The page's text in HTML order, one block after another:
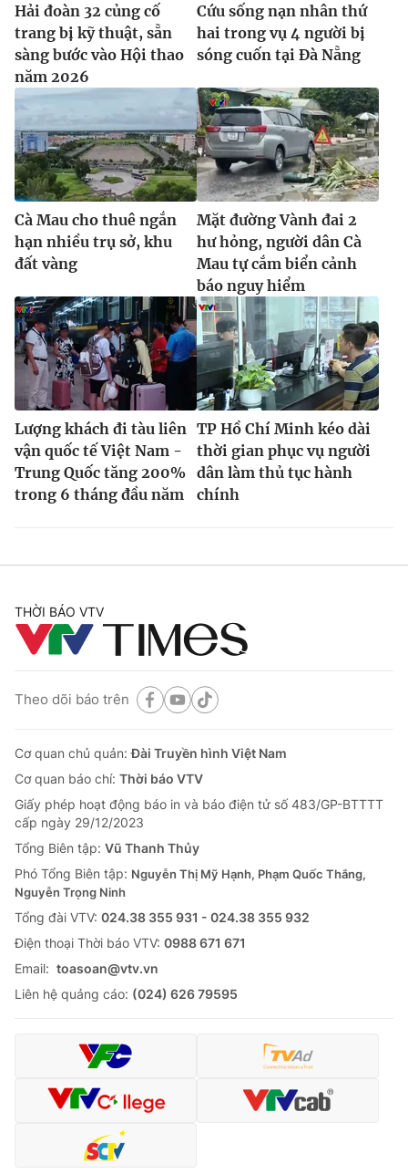
Liên hệ quảng cáo:024-7300.7108
® Cấm sao chép dưới mọi hình thức nếu không có sự chấp
thuận bằng văn bản. Ghi rõ nguồn VTV.vn khi phát hành lại
thông tin từ website này.
Hải đoàn 32 củng cố
trang bị kỹ thuật, sẵn
sàng bước vào Hội thao
năm 2026
Cứu sống nạn nhân thứ
hai trong vụ 4 người bị
sóng cuốn tại Đà Nẵng
Cà Mau cho thuê ngắn
hạn nhiều trụ sở, khu
đất vàng
Mặt đường Vành đai 2
hư hỏng, người dân Cà
Mau tự cắm biển cảnh
báo nguy hiểm
Lượng khách đi tàu liên
vận quốc tế Việt Nam -
Trung Quốc tăng 200%
trong 6 tháng đầu năm
TP Hồ Chí Minh kéo dài
thời gian phục vụ người
dân làm thủ tục hành
chính
THỜI BÁO VTV
Theo dõi báo trên
Cơ quan chủ quản:Đài Truyền hình Việt Nam
Cơ quan báo chí: Thời báo VTV
Giấy phép hoạt động báo in và báo điện tử số 483/GP-BTTTT
cấp ngày 29/12/2023
Tổng Biên tập: Vũ Thanh Thủy
Phó Tổng Biên tập: Nguyễn Thị Mỹ Hạnh, Phạm Quốc Thắng,
Nguyễn Trọng Ninh
Tổng đài VTV: 024.38 355 931 - 024.38 355 932
Ðiện thoại Thời báo VTV: 0988 671 671
Email: toasoan@vtv.vn
Liên hệ quảng cáo: (024) 626 79595